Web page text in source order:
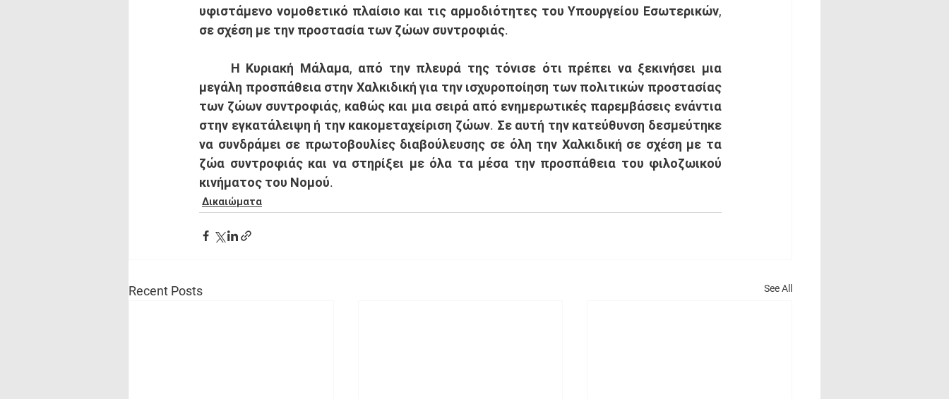
υφιστάμενο νομοθετικό πλαίσιο και τις αρμοδιότητες του Υπουργείου Εσωτερικών,
σε σχέση με την προστασία των ζώων συντροφιάς.
μεγάλη προσπάθεια στην Χαλκιδική για την ισχυροποίηση των πολιτικών προστασίας
των ζώων συντροφιάς, καθώς και μια σειρά από ενημερωτικές παρεμβάσεις ενάντια
στην εγκατάλειψη ή την κακομεταχείριση ζώων. Σε αυτή την κατεύθυνση δεσμεύτηκε
να συνδράμει σε πρωτοβουλίες διαβούλευσης σε όλη την Χαλκιδική σε σχέση με τα
ζώα συντροφιάς και να στηρίξει με όλα τα μέσα την προσπάθεια του φιλοζωικού
κινήματος του Νομού.
Δικαιώματα
Recent Posts See All